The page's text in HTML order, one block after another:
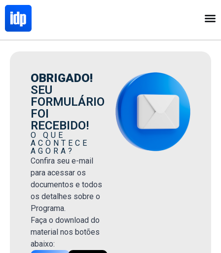
OBRIGADO!
SEU
FORMULÁRIO
FOI
RECEBIDO!
O QUE
ACONTECE
AGORA?
Confira seu e-mail
para acessar os
documentos e todos
os detalhes sobre o
Programa.
Faça o download do
material nos botões
abaixo: